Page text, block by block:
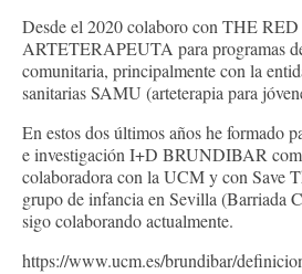
Desde el 2020 colaboro con THE
ARTETERAPEUTA para programas
comunitaria, principalmente con la
sanitarias SAMU (arteterapia para
En estos dos últimos años he formado
e investigación I+D BRUNDIBAR
colaboradora con la UCM y con Save
grupo de infancia en Sevilla (Barriada
sigo colaborando actualmente.
https://www.ucm.es/brundibar/